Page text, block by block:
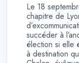
Le 18
chapitre de
succéder à
élection si elle
à destination